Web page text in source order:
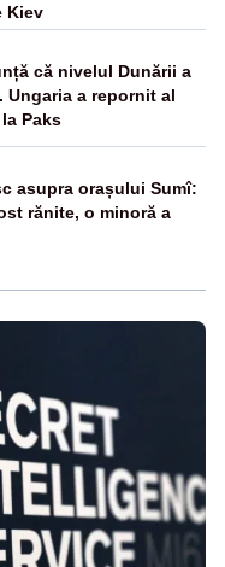
Kiev
că nivelul Dunării a
Ungaria a repornit al
Paks
asupra orașului Sumî:
rănite, o minoră a